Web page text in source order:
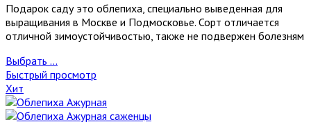
Подарок саду это облепиха, специально выведенная для
выращивания в Москве и Подмосковье. Сорт отличается
отличной зимоустойчивостью, также не подвержен болезням
Выбрать ...
Быстрый просмотр
Хит